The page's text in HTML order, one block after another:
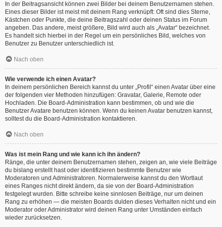
In der Beitragsansicht können zwei Bilder bei deinem Benutzernamen stehen.
Eines dieser Bilder ist meist mit deinem Rang verknüpft: Oft sind dies Sterne,
Kästchen oder Punkte, die deine Beitragszahl oder deinen Status im Forum
angeben. Das andere, meist größere, Bild wird auch als „Avatar“ bezeichnet.
Es handelt sich hierbei in der Regel um ein persönliches Bild, welches von
Benutzer zu Benutzer unterschiedlich ist.
Nach oben
Wie verwende ich einen Avatar?
In deinem persönlichen Bereich kannst du unter „Profil“ einen Avatar über eine
der folgenden vier Methoden hinzufügen: Gravatar, Galerie, Remote oder
Hochladen. Die Board-Administration kann bestimmen, ob und wie die
Benutzer Avatare benutzen können. Wenn du keinen Avatar benutzen kannst,
solltest du die Board-Administration kontaktieren.
Nach oben
Was ist mein Rang und wie kann ich ihn ändern?
Ränge, die unter deinem Benutzernamen stehen, zeigen an, wie viele Beiträge
du bislang erstellt hast oder identifizieren bestimmte Benutzer wie
Moderatoren und Administratoren. Normalerweise kannst du den Wortlaut
eines Ranges nicht direkt ändern, da sie von der Board-Administration
festgelegt wurden. Bitte schreibe keine sinnlosen Beiträge, nur um deinen
Rang zu erhöhen — die meisten Boards dulden dieses Verhalten nicht und ein
Moderator oder Administrator wird deinen Rang unter Umständen einfach
wieder zurücksetzen.